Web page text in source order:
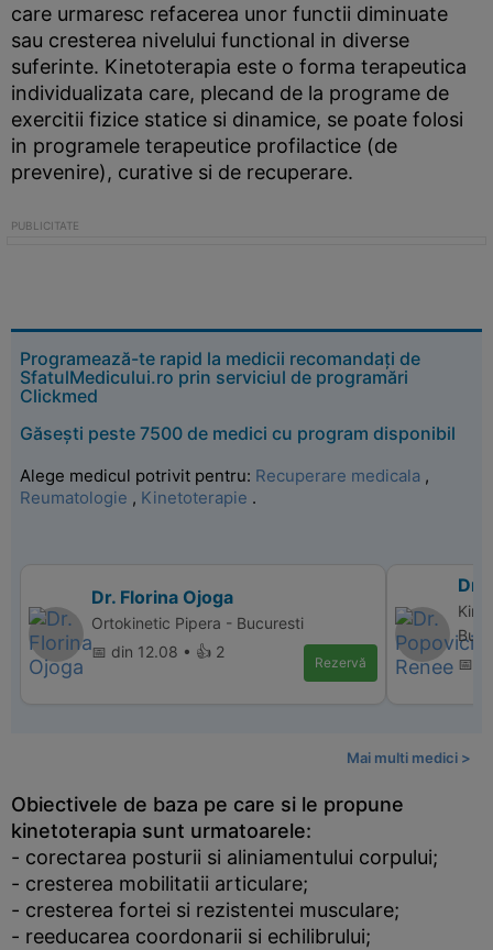
care urmaresc refacerea unor functii diminuate
sau cresterea nivelului functional in diverse
suferinte. Kinetoterapia este o forma terapeutica
individualizata care, plecand de la programe de
exercitii fizice statice si dinamice, se poate folosi
in programele terapeutice profilactice (de
prevenire), curative si de recuperare.
Programează-te rapid la medicii recomandați de
SfatulMedicului.ro prin serviciul de programări
Clickmed
Găsești peste 7500 de medici cu program disponibil
Alege medicul potrivit pentru: Recuperare medicala ,
Reumatologie , Kinetoterapie .
Dr. Florina Ojoga
Ortokinetic Pipera - Bucuresti
📅 din 12.08 • 👍 2
Rezervă
Dr.
📅
Mai multi medici >
Obiectivele de baza pe care si le propune
kinetoterapia sunt urmatoarele:
- corectarea posturii si aliniamentului corpului;
- cresterea mobilitatii articulare;
- cresterea fortei si rezistentei musculare;
- reeducarea coordonarii si echilibrului;